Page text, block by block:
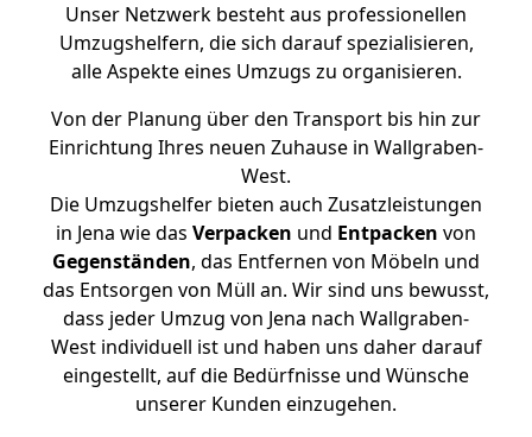
Unser Netzwerk besteht aus professionellen
Umzugshelfern, die sich darauf spezialisieren,
alle Aspekte eines Umzugs zu organisieren.
Von der Planung über den Transport bis hin zur
Einrichtung Ihres neuen Zuhause in Wallgraben-
West.
Die Umzugshelfer bieten auch Zusatzleistungen
in Jena wie das Verpacken und Entpacken von
Gegenständen, das Entfernen von Möbeln und
das Entsorgen von Müll an. Wir sind uns bewusst,
dass jeder Umzug von Jena nach Wallgraben-
West individuell ist und haben uns daher darauf
eingestellt, auf die Bedürfnisse und Wünsche
unserer Kunden einzugehen.